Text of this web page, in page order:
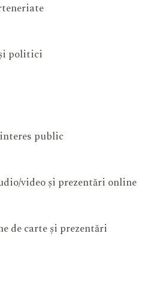
politici
public
video și prezentări online
de carte și prezentări